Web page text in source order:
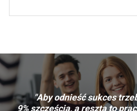
"Aby odnieść sukces
9% szczęścia, a reszta to